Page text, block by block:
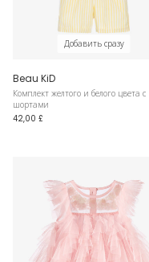
Добавить сразу
Beau KiD
Комплект желтого и белого цвета с
шортами
42,00 £